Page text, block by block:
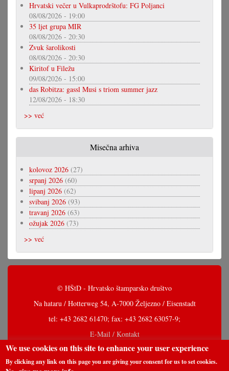
Hrvatski večer u Vulkaprodrštofu: FG Poljanci
08/08/2026 - 19:00
35 ljet grupa MIR
08/08/2026 - 20:30
Zvuk šarolikosti
08/08/2026 - 20:30
Kiritof u Filežu
09/08/2026 - 15:00
das Robitza: gassl Musi s triom summer jazz
12/08/2026 - 18:30
>> već
Misečna arhiva
kolovoz 2026 (27)
srpanj 2026 (60)
lipanj 2026 (62)
svibanj 2026 (93)
travanj 2026 (63)
ožujak 2026 (73)
>> već
© HŠtD - Hrvatsko štamparsko društvo
Na hataru / Hotterweg 54, A-7000 Željezno / Eisenstadt
tel: +43 2682 61470; fax: +43 2682 63057-9;
E-Mail / Kontakt
We use cookies on this site to enhance your user experience
By clicking any link on this page you are giving your consent for us to set cookies.